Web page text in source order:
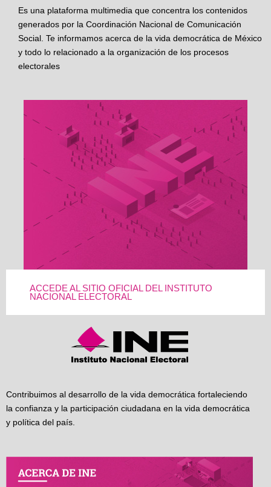
Es una plataforma multimedia que concentra los contenidos
generados por la Coordinación Nacional de Comunicación
Social. Te informamos acerca de la vida democrática de México
y todo lo relacionado a la organización de los procesos
electorales
ACCEDE AL SITIO OFICIAL DEL INSTITUTO
NACIONAL ELECTORAL
Contribuimos al desarrollo de la vida democrática fortaleciendo
la confianza y la participación ciudadana en la vida democrática
y política del país.